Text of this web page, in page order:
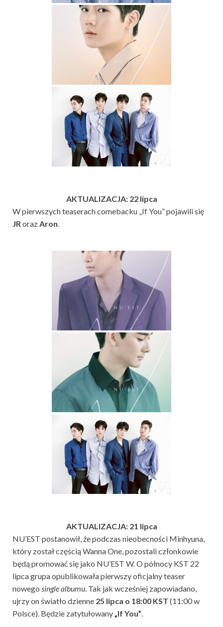
AKTUALIZACJA: 22 lipca
W pierwszych teaserach comebacku „If You” pojawili się
JR orazAron.
AKTUALIZACJA: 21 lipca
NU’EST postanowił, że podczas nieobecności Minhyuna,
który został częścią Wanna One, pozostali członkowie
będą promować się jako NU’EST W. O północy KST 22
lipca grupa opublikowała pierwszy oficjalny teaser
nowego single albumu. Tak jak wcześniej zapowiadano,
ujrzy on światło dzienne 25 lipca o 18:00 KST (11:00 w
Polsce). Będzie zatytułowany„If You”.